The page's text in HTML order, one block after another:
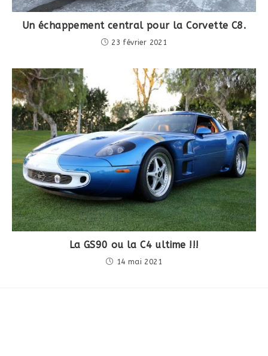
Un échappement central pour la Corvette C8.
23 février 2021
La GS90 ou la C4 ultime !!!
14 mai 2021